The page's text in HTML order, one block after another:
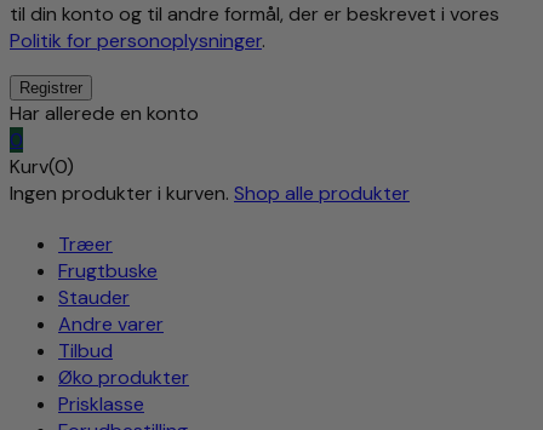
til din konto og til andre formål, der er beskrevet i vores
Politik for personoplysninger.
Har allerede en konto
0
Kurv(0)
Ingen produkter i kurven. Shop alle produkter
Træer
Frugtbuske
Stauder
Andre varer
Tilbud
Øko produkter
Prisklasse